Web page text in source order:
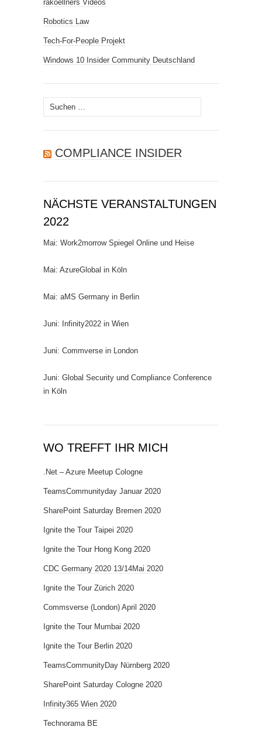
rakoellners Videos
Robotics Law
Tech-For-People Projekt
Windows 10 Insider Community Deutschland
Suchen
nach:
COMPLIANCE INSIDER
NÄCHSTE VERANSTALTUNGEN
2022
Mai: Work2morrow Spiegel Online und Heise
Mai: AzureGlobal in Köln
Mai: aMS Germany in Berlin
Juni: Infinity2022 in Wien
Juni: Commverse in London
Juni: Global Security und Compliance Conference
in Köln
WO TREFFT IHR MICH
.Net – Azure Meetup Cologne
TeamsCommunityday Januar 2020
SharePoint Saturday Bremen 2020
Ignite the Tour Taipei 2020
Ignite the Tour Hong Kong 2020
CDC Germany 2020 13/14Mai 2020
Ignite the Tour Zürich 2020
Commsverse (London) April 2020
Ignite the Tour Mumbai 2020
Ignite the Tour Berlin 2020
TeamsCommunityDay Nürnberg 2020
SharePoint Saturday Cologne 2020
Infinity365 Wien 2020
Technorama BE